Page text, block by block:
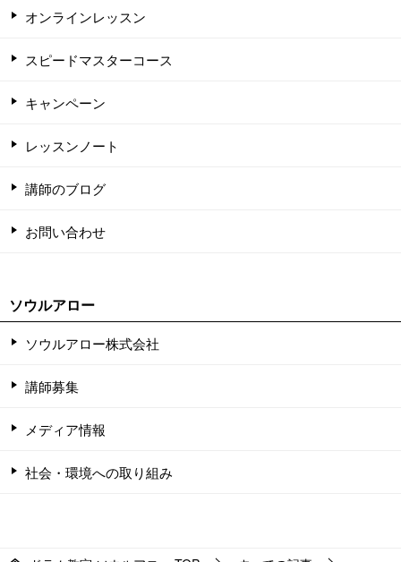
オンラインレッスン
スピードマスターコース
キャンペーン
レッスンノート
講師のブログ
お問い合わせ
ソウルアロー
ソウルアロー株式会社
講師募集
メディア情報
社会・環境への取り組み